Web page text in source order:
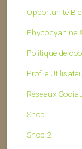
Opportunité
Phycocyanine
Politique de
Profile
Réseaux
Shop
Shop 2